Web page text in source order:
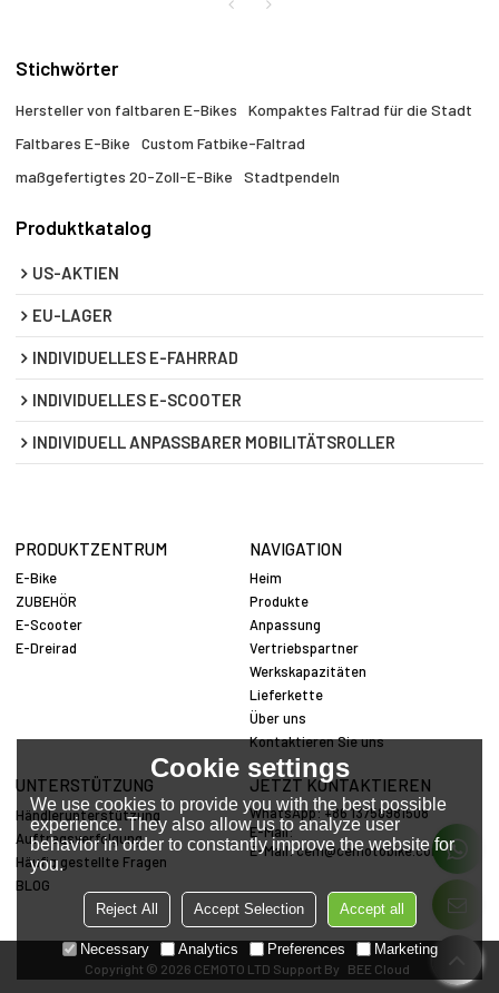
Stichwörter
Hersteller von faltbaren E-Bikes
Kompaktes Faltrad für die Stadt
Faltbares E-Bike
Custom Fatbike-Faltrad
maßgefertigtes 20-Zoll-E-Bike
Stadtpendeln
Produktkatalog
US-AKTIEN
EU-LAGER
INDIVIDUELLES E-FAHRRAD
INDIVIDUELLES E-SCOOTER
INDIVIDUELL ANPASSBARER MOBILITÄTSROLLER
PRODUKTZENTRUM
E-Bike
ZUBEHÖR
E-Scooter
E-Dreirad
NAVIGATION
Heim
Produkte
Anpassung
Vertriebspartner
Werkskapazitäten
Lieferkette
Über uns
Kontaktieren Sie uns
UNTERSTÜTZUNG
Händlerunterstützung
Auftragsverfolgung
Häufig gestellte Fragen
BLOG
JETZT KONTAKTIEREN
WhatsApp: +86 13758981508
E-Mail:
E-Mail:cem@cemotobike.com
Copyright © 2026 CEMOTO LTD Support By BEE Cloud
Cookie settings
We use cookies to provide you with the best possible
experience. They also allow us to analyze user
behavior in order to constantly improve the website for
you.
Reject All Accept Selection Accept all
Necessary Analytics Preferences Marketing